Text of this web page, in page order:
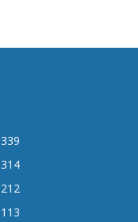
339
314
212
113